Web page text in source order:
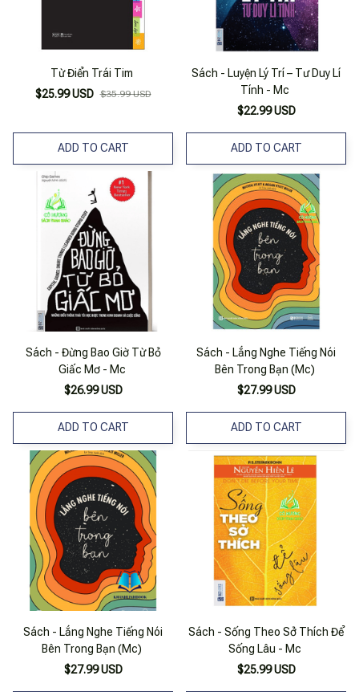
Từ Điển Trái Tim
$25.99 USD $35.99 USD
ADD TO CART
Sách - Luyện Lý Trí – Tư Duy Lí
Tính - Mc
$22.99 USD
ADD TO CART
Sách - Đừng Bao Giờ Từ Bỏ
Giấc Mơ - Mc
$26.99 USD
ADD TO CART
Sách - Lắng Nghe Tiếng Nói
Bên Trong Bạn (Mc)
$27.99 USD
ADD TO CART
Sách - Lắng Nghe Tiếng Nói
Bên Trong Bạn (Mc)
$27.99 USD
Sách - Sống Theo Sở Thích Để
Sống Lâu - Mc
$25.99 USD